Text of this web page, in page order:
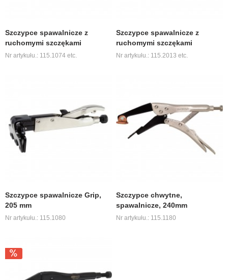
Szczypce spawalnicze z
ruchomymi szczękami
Nr artykułu.: 115.1074 etc.
Szczypce spawalnicze z
ruchomymi szczękami
Nr artykułu.: 115.2013 etc.
Szczypce spawalnicze Grip,
205 mm
Nr artykułu.: 115.1080
Szczypce chwytne,
spawalnicze, 240mm
Nr artykułu.: 115.1180